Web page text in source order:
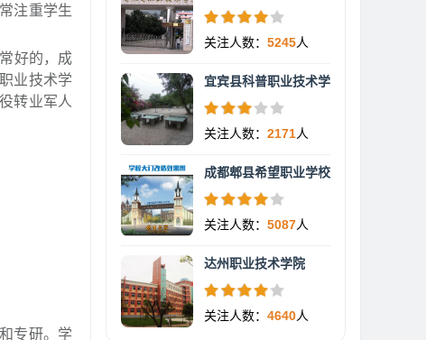
注重学生
好的，成
业技术学
转业军人
专研。学
关注人数： 5245人
宜宾县科普职业技术学
关注人数： 2171人
成都郫县希望职业学校
关注人数： 5087人
达州职业技术学院
关注人数： 4640人